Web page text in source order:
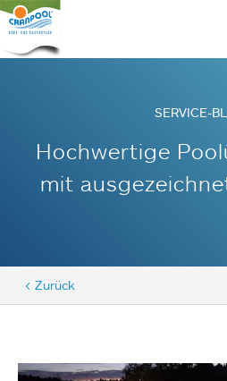
SERVICE-
Hochwertige
mit
< Zurück